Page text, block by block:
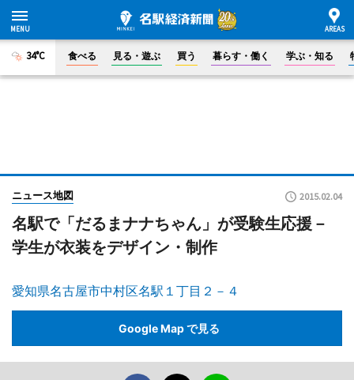
34°C 食べる 見る・遊ぶ 買う 暮らす・働く 学ぶ・知る
ニュース地図 2015.02.04
名駅で「だるまナナちゃん」が受験生応援－
学生が衣装をデザイン・制作
愛知県名古屋市中村区名駅１丁目２－４
Google Map で見る